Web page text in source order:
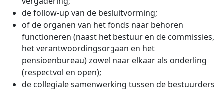
de follow-up van de besluitvorming;
of de organen van het fonds naar behoren
functioneren (naast het bestuur en de commissies,
het verantwoordingsorgaan en het
pensioenbureau) zowel naar elkaar als onderling
(respectvol en open);
de collegiale samenwerking tussen de bestuurders